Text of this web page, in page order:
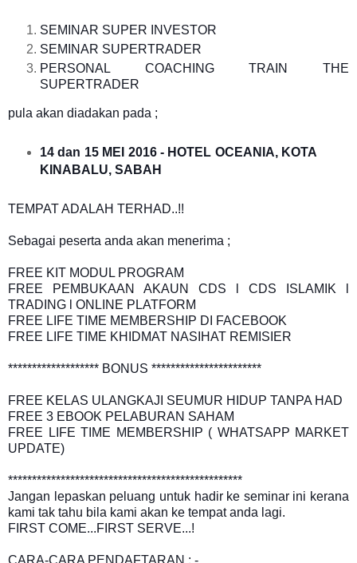
SEMINAR SUPER INVESTOR
SEMINAR SUPERTRADER
PERSONAL COACHING TRAIN THE
SUPERTRADER
pula akan diadakan pada ;
14 dan 15 MEI 2016 - HOTEL OCEANIA, KOTA
KINABALU, SABAH
TEMPAT ADALAH TERHAD..!!
Sebagai peserta anda akan menerima ;
FREE KIT MODUL PROGRAM
FREE PEMBUKAAN AKAUN CDS l CDS ISLAMIK l
TRADING l ONLINE PLATFORM
FREE LIFE TIME MEMBERSHIP DI FACEBOOK
FREE LIFE TIME KHIDMAT NASIHAT REMISIER
******************* BONUS ***********************
FREE KELAS ULANGKAJI SEUMUR HIDUP TANPA HAD
FREE 3 EBOOK PELABURAN SAHAM
FREE LIFE TIME MEMBERSHIP ( WHATSAPP MARKET
UPDATE)
*************************************************
Jangan lepaskan peluang untuk hadir ke seminar ini kerana
kami tak tahu bila kami akan ke tempat anda lagi.
FIRST COME...FIRST SERVE...!
CARA-CARA PENDAFTARAN : -